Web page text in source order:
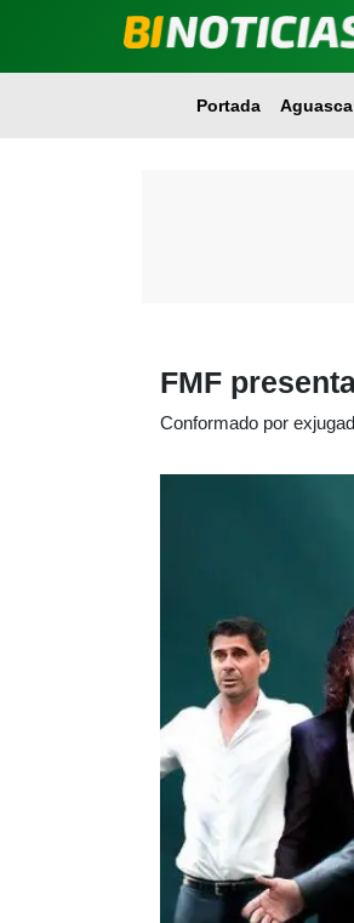
Portada
FMF
Conformado por